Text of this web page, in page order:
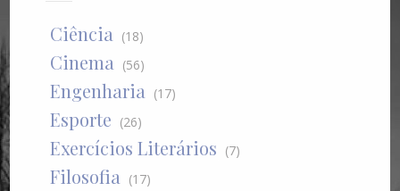
Ciência (18)
Cinema (56)
Engenharia (17)
Esporte (26)
Exercícios Literários (7)
Filosofia (17)